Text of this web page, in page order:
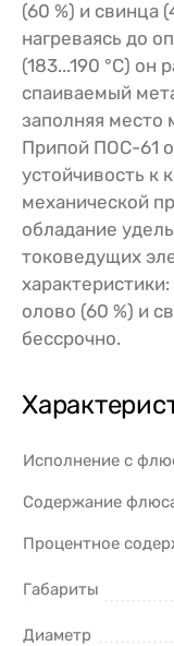
(60 %) и свинца
нагреваясь до
(183...190 °C) он
спаиваемый
заполняя
Припой ПОС-61
устойчивость к
механической
обладание
токоведущих
олово (60 %) и
бессрочно.
Исполнение с
Содержание
Процентное
Габариты
Диаметр